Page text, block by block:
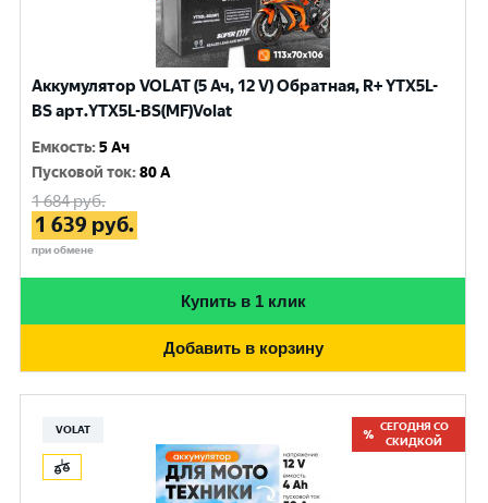
Аккумулятор VOLAT (5 Ач, 12 V) Обратная, R+ YTX5L-
BS арт.YTX5L-BS(MF)Volat
Емкость:5 Ач
Пусковой ток:80 A
1 684руб.
1 639 руб.
при обмене
Купить в 1 клик
Добавить в корзину
VOLAT
СЕГОДНЯ СО
СКИДКОЙ